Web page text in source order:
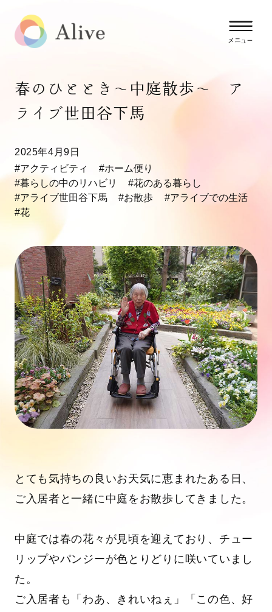
春のひととき～中庭散歩～ ア
ライブ世田谷下馬
2025年4月9日
#アクティビティ
#ホーム便り
#暮らしの中のリハビリ
#花のある暮らし
#アライブ世田谷下馬
#お散歩
#アライブでの生活
#花
とても気持ちの良いお天気に恵まれたある日、
ご入居者と一緒に中庭をお散歩してきました。
中庭では春の花々が見頃を迎えており、チュー
リップやパンジーが色とりどりに咲いていまし
た。
ご入居者も「わあ、きれいねぇ」「この色、好